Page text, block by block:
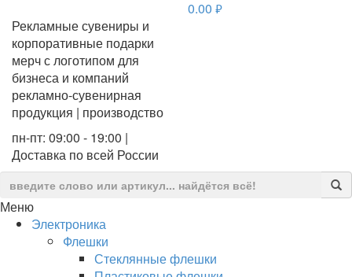
Рекламные сувениры и
корпоративные подарки
мерч с логотипом для
бизнеса и компаний
рекламно-сувенирная
продукция | производство
пн-пт: 09:00 - 19:00 |
Доставка по всей России
0.00 руб.
Меню
Электроника
Флешки
Стеклянные флешки